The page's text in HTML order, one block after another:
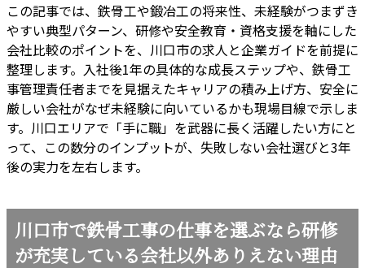
この記事では、鉄骨工や鍛冶工の将来性、未経験がつまずき
やすい典型パターン、研修や安全教育・資格支援を軸にした
会社比較のポイントを、川口市の求人と企業ガイドを前提に
整理します。入社後1年の具体的な成長ステップや、鉄骨工
事管理責任者までを見据えたキャリアの積み上げ方、安全に
厳しい会社がなぜ未経験に向いているかも現場目線で示しま
す。川口エリアで「手に職」を武器に長く活躍したい方にと
って、この数分のインプットが、失敗しない会社選びと3年
後の実力を左右します。
川口市で鉄骨工事の仕事を選ぶなら研修
が充実している会社以外ありえない理由